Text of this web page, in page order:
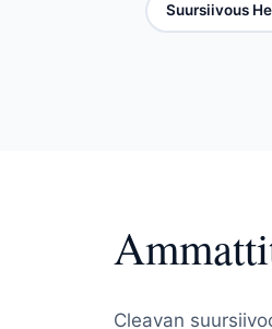
Suursiivous
Cleavan